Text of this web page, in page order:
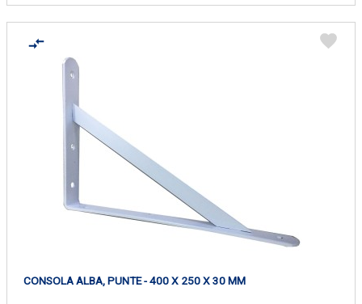
CONSOLA ALBA, PUNTE - 400 X 250 X 30 MM